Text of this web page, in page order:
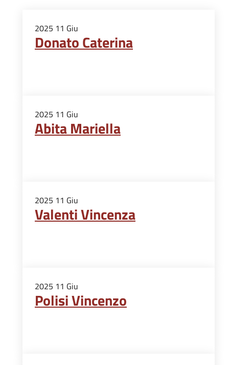
2025 11 Giu
Donato Caterina
2025 11 Giu
Abita Mariella
2025 11 Giu
Valenti Vincenza
2025 11 Giu
Polisi Vincenzo